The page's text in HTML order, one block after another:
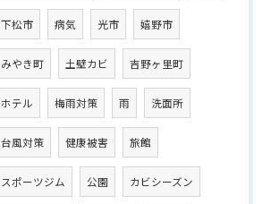
下松市 病気 光市 嬉野市
みやき町 土壁カビ 吉野ヶ里町
ホテル 梅雨対策 雨 洗面所
台風対策 健康被害 旅館
スポーツジム 公園 カビシーズン